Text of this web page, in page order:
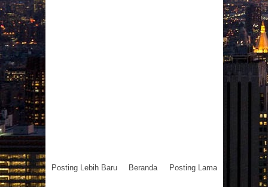
Posting Lebih Baru Posting Lama
Beranda